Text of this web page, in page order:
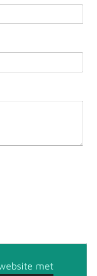
met